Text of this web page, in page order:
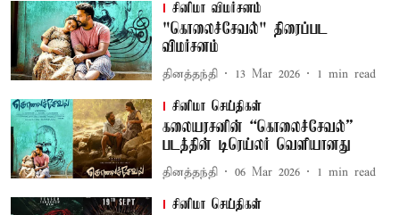
சினிமா விமர்சனம்
"கொலைச்சேவல்" திரைப்பட
விமர்சனம்
தினத்தந்தி 13 Mar 2026 1 min read
சினிமா செய்திகள்
கலையரசனின் “கொலைச்சேவல்”
படத்தின் டிரெய்லர் வெளியானது
தினத்தந்தி 06 Mar 2026 1 min read
சினிமா செய்திகள்